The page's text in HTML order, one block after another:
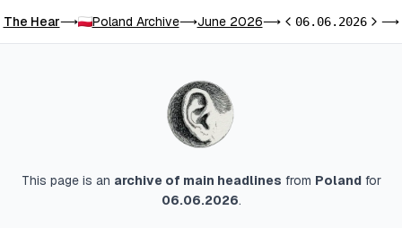
The Hear⟶ Poland Archive⟶June 2026⟶Previous day
06.06.2026Next⟶
This page is an archive of main headlines from Polandfor
06.06.2026.